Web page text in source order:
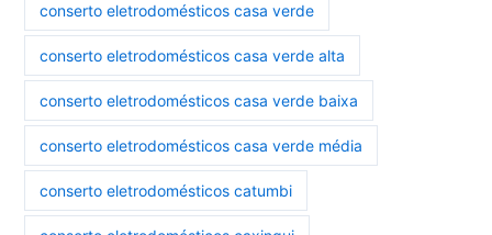
conserto eletrodomésticos casa verde
conserto eletrodomésticos casa verde alta
conserto eletrodomésticos casa verde baixa
conserto eletrodomésticos casa verde média
conserto eletrodomésticos catumbi